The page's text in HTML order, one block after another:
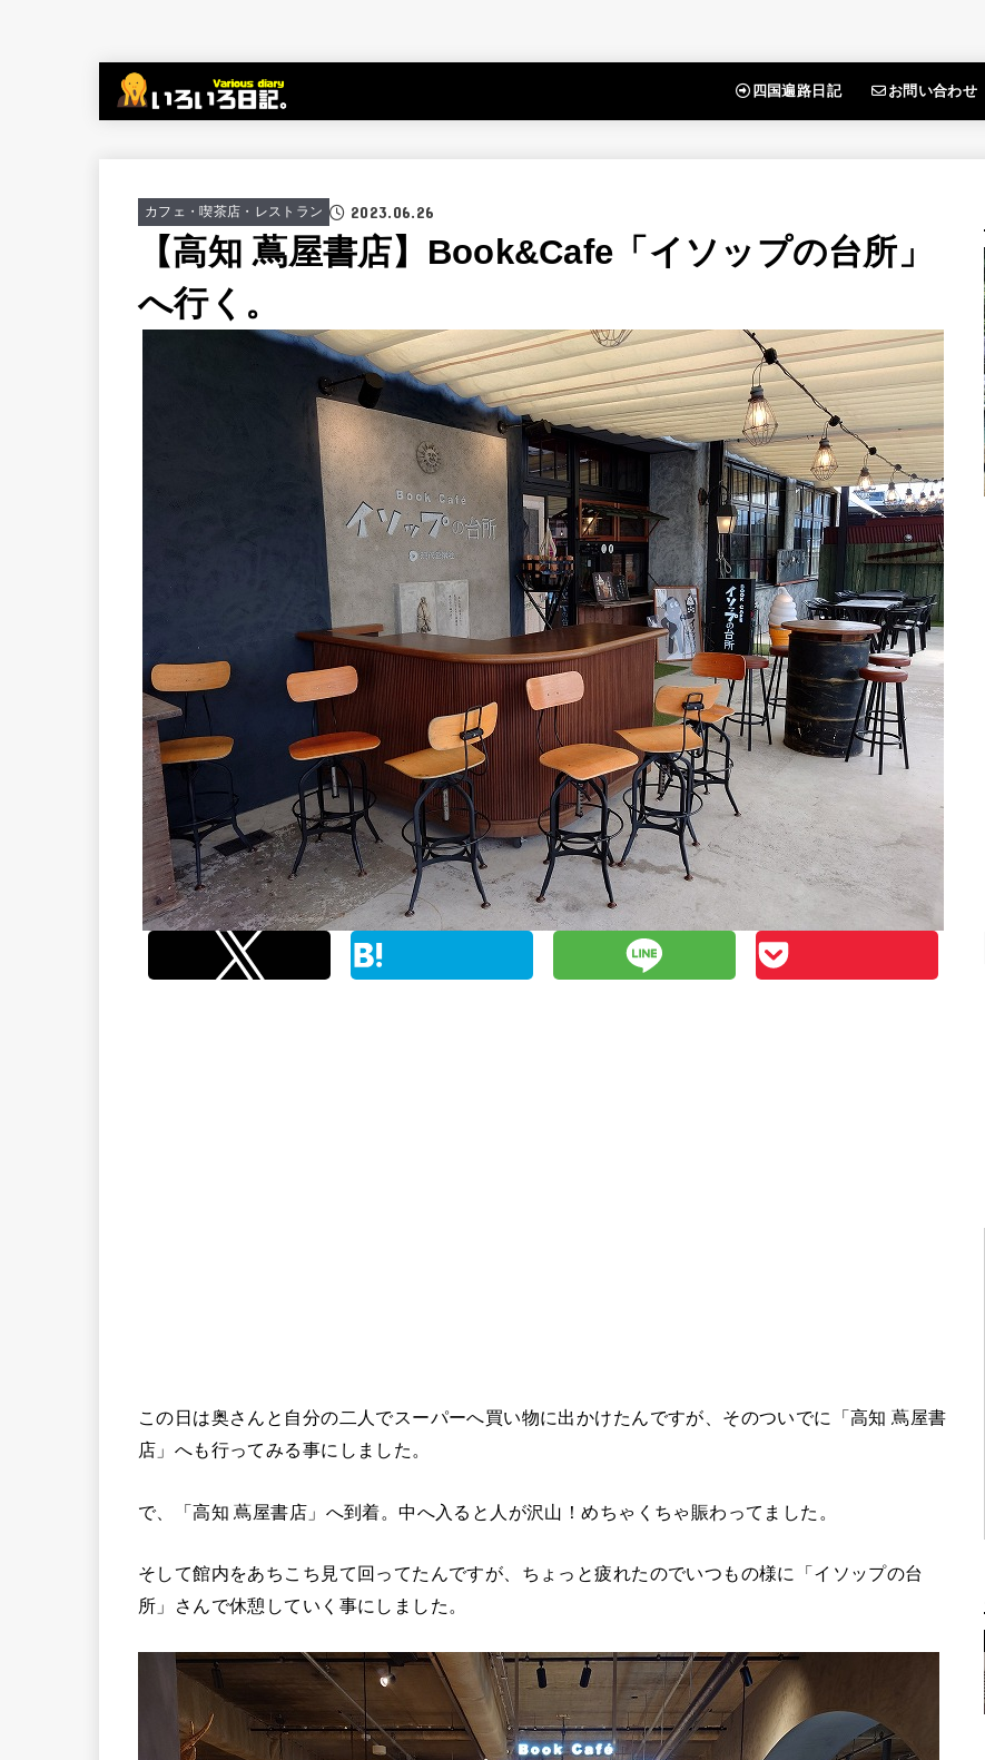
四国遍路日記 お問い合わせ
カフェ・喫茶店・レストラン 2023.06.26
【高知 蔦屋書店】Book&Cafe「イソップの台所」
へ行く。
この日は奥さんと自分の二人でスーパーへ買い物に出かけたんですが、そのついでに「高知 蔦屋書
店」へも行ってみる事にしました。
で、「高知 蔦屋書店」へ到着。中へ入ると人が沢山！めちゃくちゃ賑わってました。
そして館内をあちこち見て回ってたんですが、ちょっと疲れたのでいつもの様に「イソップの台
所」さんで休憩していく事にしました。